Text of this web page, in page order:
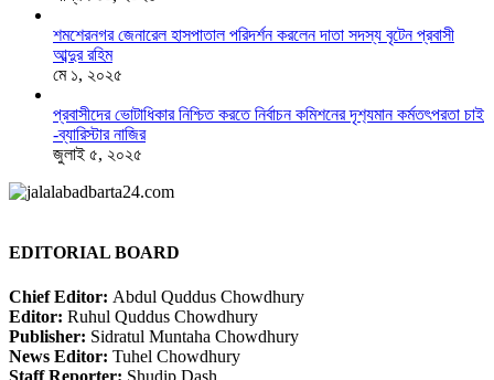
শমশেরনগর জেনারেল হাসপাতাল পরিদর্শন করলেন দাতা সদস্য বৃটেন প্রবাসী
আব্দুর রহিম
মে ১, ২০২৫
প্রবাসীদের ভোটাধিকার নিশ্চিত করতে নির্বাচন কমিশনের দৃশ‍্যমান কর্মতৎপরতা চাই
-ব্যারিস্টার নাজির
জুলাই ৫, ২০২৫
EDITORIAL BOARD
Chief Editor: Abdul Quddus Chowdhury
Editor: Ruhul Quddus Chowdhury
Publisher: Sidratul Muntaha Chowdhury
News Editor: Tuhel Chowdhury
Staff Reporter: Shudip Dash